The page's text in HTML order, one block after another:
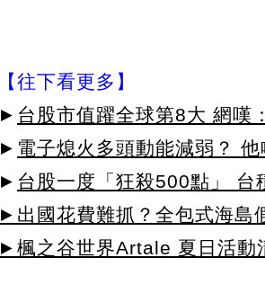
【往下看更多】
► 台股市值躍全球第8大 網嘆
► 電子熄火多頭動能減弱？
► 台股一度「狂殺500點」
►出國花費難抓？全包式海島
►楓之谷世界Artale 夏日活動